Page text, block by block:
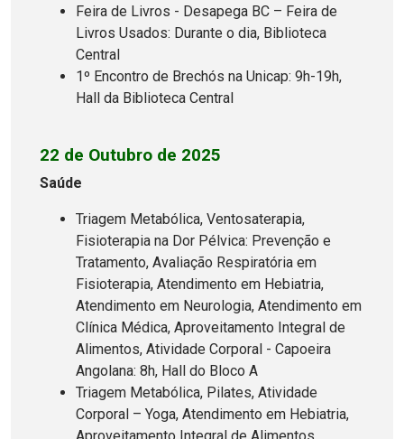
Feira de Livros - Desapega BC – Feira de
Livros Usados: Durante o dia, Biblioteca
Central
1º Encontro de Brechós na Unicap: 9h-19h,
Hall da Biblioteca Central
22 de Outubro de 2025
Saúde
Triagem Metabólica, Ventosaterapia,
Fisioterapia na Dor Pélvica: Prevenção e
Tratamento, Avaliação Respiratória em
Fisioterapia, Atendimento em Hebiatria,
Atendimento em Neurologia, Atendimento em
Clínica Médica, Aproveitamento Integral de
Alimentos, Atividade Corporal - Capoeira
Angolana: 8h, Hall do Bloco A
Triagem Metabólica, Pilates, Atividade
Corporal – Yoga, Atendimento em Hebiatria,